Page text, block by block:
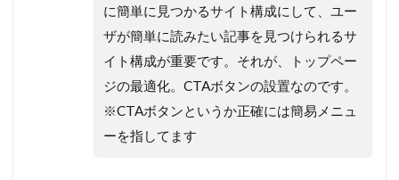
に簡単に見つかるサイト構成にして、ユー
ザが簡単に読みたい記事を見つけられるサ
イト構成が重要です。それが、トップペー
ジの最適化。CTAボタンの設置なのです。
※CTAボタンというか正確には簡易メニュ
ーを指してます